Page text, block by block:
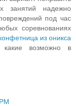
занятий надежно
под час
соревнованиях
из оникса
возможно в